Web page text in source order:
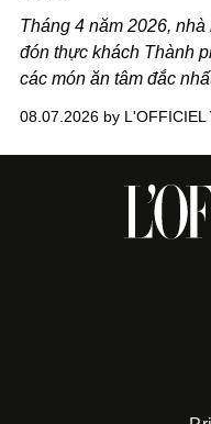
Tháng 4 năm 2026,
đón thực khách Thành
các món ăn tâm đắc
món ăn đa dạng từ Á
nhờ cảm giác ngon
mang đến niềm vui cho
08.07.2026 by L'OFFICIEL